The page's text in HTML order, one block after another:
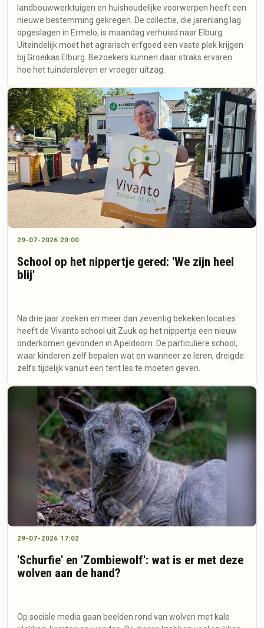
landbouwwerktuigen en huishoudelijke voorwerpen heeft een
nieuwe bestemming gekregen. De collectie, die jarenlang lag
opgeslagen in Ermelo, is maandag verhuisd naar Elburg.
Uiteindelijk moet het agrarisch erfgoed een vaste plek krijgen
bij Groeikas Elburg. Bezoekers kunnen daar straks ervaren
hoe het tuindersleven er vroeger uitzag.
29-07-2026 20:00
School op het nippertje gered: 'We zijn heel
blij'
Na drie jaar zoeken en meer dan zeventig bekeken locaties
heeft de Vivanto school uit Zuuk op het nippertje een nieuw
onderkomen gevonden in Apeldoorn. De particuliere school,
waar kinderen zelf bepalen wat en wanneer ze leren, dreigde
zelfs tijdelijk vanuit een tent les te moeten geven.
29-07-2026 17:02
'Schurfie' en 'Zombiewolf': wat is er met deze
wolven aan de hand?
Op sociale media gaan beelden rond van wolven met kale